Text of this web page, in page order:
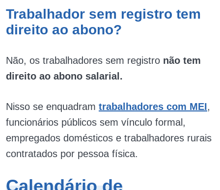
Trabalhador sem registro tem
direito ao abono?
Não, os trabalhadores sem registro não tem
direito ao abono salarial.
Nisso se enquadram trabalhadores com MEI,
funcionários públicos sem vínculo formal,
empregados domésticos e trabalhadores rurais
contratados por pessoa física.
Calendário de